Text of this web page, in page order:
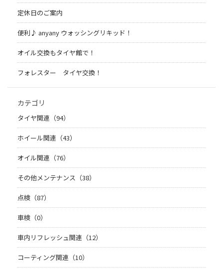
定休日のご案内
便利♪ anyany ウォッシングリキッド！
オイル交換もタイヤ館で！
フォレスター タイヤ交換！
カテゴリ
タイヤ関連（94）
ホイール関連（43）
オイル関連（76）
その他メンテナンス（38）
点検（87）
車検（0）
車内リフレッシュ関連（12）
コーティング関連（10）